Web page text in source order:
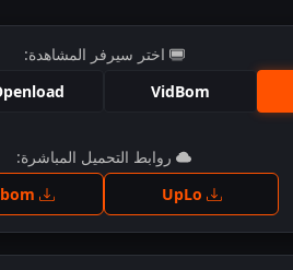
اختر سيرفر المشاهدة:
VidBom
اضغط للمشاهدة
روابط التحميل المباشرة: